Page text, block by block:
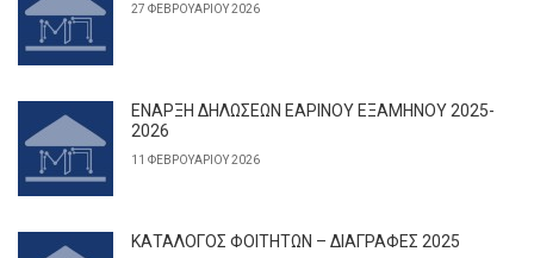
27 ΦΕΒΡΟΥΑΡΊΟΥ 2026
ΕΝΑΡΞΗ ΔΗΛΩΣΕΩΝ ΕΑΡΙΝΟΥ ΕΞΑΜΗΝΟΥ 2025-
2026
11 ΦΕΒΡΟΥΑΡΊΟΥ 2026
ΚΑΤΑΛΟΓΟΣ ΦΟΙΤΗΤΩΝ – ΔΙΑΓΡΑΦΕΣ 2025